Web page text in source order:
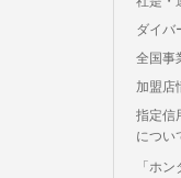
ダイバ
全国事
加盟店
指定信
につい
「ホ